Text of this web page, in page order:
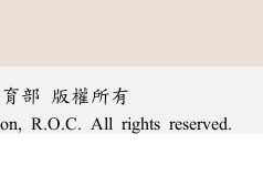
部 版權所有
R.O.C. All rights reserved.